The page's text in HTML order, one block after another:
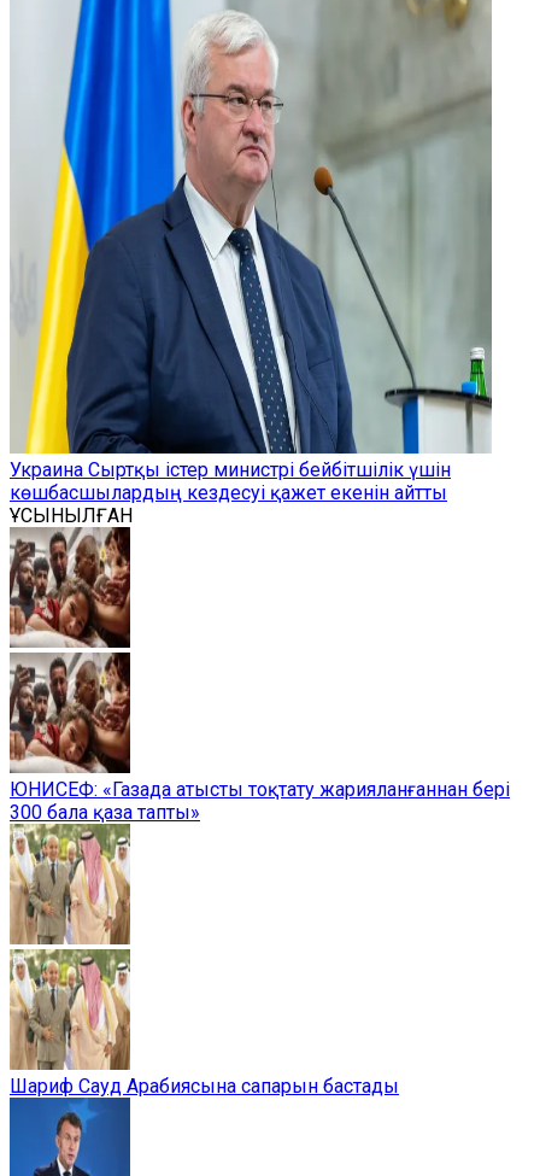
Украина Сыртқы істер министрі бейбітшілік үшін
көшбасшылардың кездесуі қажет екенін айтты
ҰСЫНЫЛҒАН
ЮНИСЕФ: «Газада атысты тоқтату жарияланғаннан бері
300 бала қаза тапты»
Шариф Сауд Арабиясына сапарын бастады